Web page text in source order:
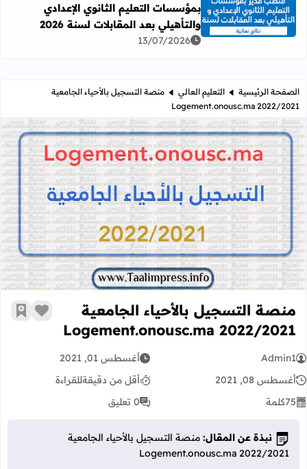
اقرأ المزيد عن النتائج النهائية لحركة إسناد منصب مدير
بمؤسسات التعليم الثانوي الإعدادي
والتأهيلي بعد المقابلات لسنة 2026
13/07/2026
الصفحة الرئيسية التعليم العالي
منصة التسجيل بالأحياء الجامعية
2022/2021 Logement.onousc.ma
منصة التسجيل بالأحياء الجامعية 2022/2021 Logement.onousc.ma
منصة التسجيل بالأحياء الجامعية
2022/2021 Logement.onousc.ma
زر أضف
Admin1
أغسطس 01, 2021
أغسطس 08, 2021
أقل من دقيقةللقراءة
75كلمة 0 تعليق
نبذة عن المقال: منصة التسجيل بالأحياء الجامعية
2022/2021 Logement.onousc.ma